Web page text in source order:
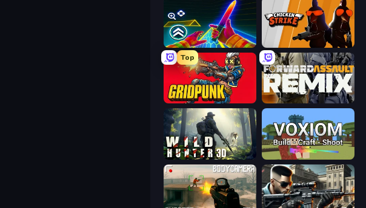
Surf GO Parkour Chicken Strike
Top
Forward Assault Remix
Wild Hunter 3D Voxiom.io